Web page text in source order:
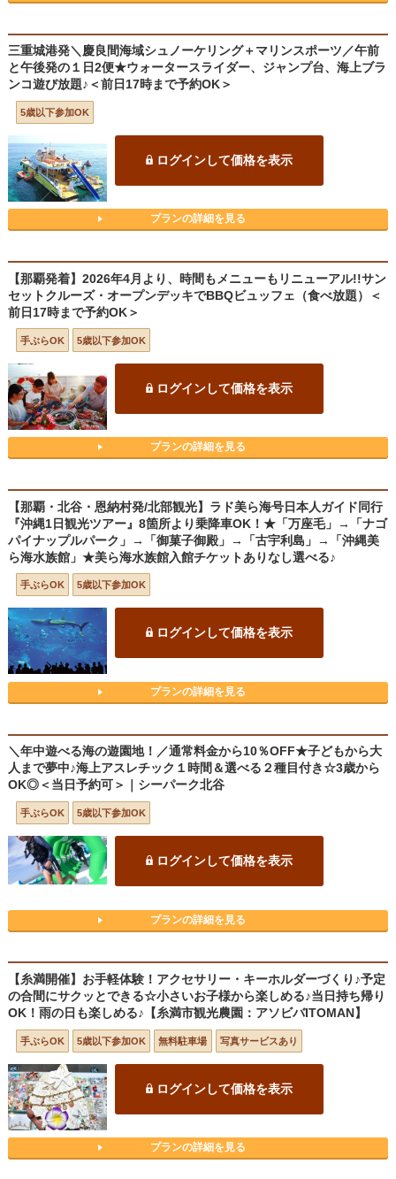
三重城港発＼慶良間海域シュノーケリング＋マリンスポーツ／午前
と午後発の１日2便★ウォータースライダー、ジャンプ台、海上ブラ
ンコ遊び放題♪＜前日17時まで予約OK＞
5歳以下参加OK
ログインして価格を表示
プランの詳細を見る
【那覇発着】2026年4月より、時間もメニューもリニューアル!!サン
セットクルーズ・オープンデッキでBBQビュッフェ（食べ放題）＜
前日17時まで予約OK＞
手ぶらOK 5歳以下参加OK
ログインして価格を表示
プランの詳細を見る
【那覇・北谷・恩納村発/北部観光】ラド美ら海号日本人ガイド同行
『沖縄1日観光ツアー』8箇所より乗降車OK！★「万座毛」→「ナゴ
パイナップルパーク」→「御菓子御殿」→「古宇利島」→「沖縄美
ら海水族館」★美ら海水族館入館チケットありなし選べる♪
手ぶらOK 5歳以下参加OK
ログインして価格を表示
プランの詳細を見る
＼年中遊べる海の遊園地！／通常料金から10％OFF★子どもから大
人まで夢中♪海上アスレチック１時間＆選べる２種目付き☆3歳から
OK◎＜当日予約可＞｜シーパーク北谷
手ぶらOK 5歳以下参加OK
ログインして価格を表示
プランの詳細を見る
【糸満開催】お手軽体験！アクセサリー・キーホルダーづくり♪予定
の合間にサクッとできる☆小さいお子様から楽しめる♪当日持ち帰り
OK！雨の日も楽しめる♪【糸満市観光農園：アソビバITOMAN】
手ぶらOK 5歳以下参加OK 無料駐車場 写真サービスあり
ログインして価格を表示
プランの詳細を見る